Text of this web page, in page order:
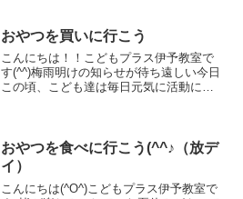
おやつを買いに行こう
こんにちは！！こどもプラス伊予教室で
す(^^)梅雨明けの知らせが待ち遠しい今日
この頃、こども達は毎日元気に活動に取
今日のおや...
おやつを食べに行こう(^^♪（放デ
イ）
こんにちは(^O^)こどもプラス伊予教室で